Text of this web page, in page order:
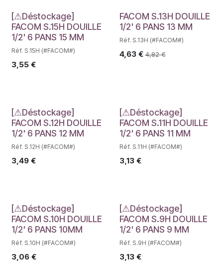
Déstockage
[⚠Déstockage]
FACOM S.15H DOUILLE
1/2' 6 PANS 15 MM
Réf. S.15H (#FACOM#)
3,55 €
FACOM S.13H DOUILLE
1/2' 6 PANS 13 MM
Réf. S.13H (#FACOM#)
4,63€ 4,82€
Déstockage
[⚠Déstockage]
FACOM S.12H DOUILLE
1/2' 6 PANS 12 MM
Réf. S.12H (#FACOM#)
3,49 €
Déstockage
[⚠Déstockage]
FACOM S.11H DOUILLE
1/2' 6 PANS 11 MM
Réf. S.11H (#FACOM#)
3,13€
Déstockage
[⚠Déstockage]
FACOM S.10H DOUILLE
1/2' 6 PANS 10MM
Réf. S.10H (#FACOM#)
3,06 €
Déstockage
[⚠Déstockage]
FACOM S.9H DOUILLE
1/2' 6 PANS 9 MM
Réf. S.9H (#FACOM#)
3,13€